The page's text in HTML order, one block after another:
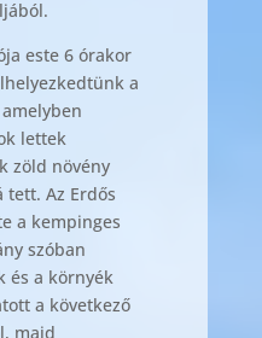
este 6 órakor
a
lettek
zöld növény
tett. Az Erdős
a kempinges
szóban
és a környék
a következő
majd